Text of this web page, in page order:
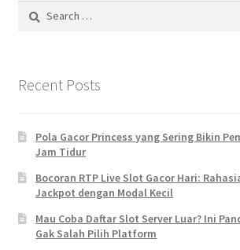
Search
Recent Posts
Pola Gacor Princess yang Sering Bikin
Jam Tidur
Bocoran RTP Live Slot Gacor Hari:
Jackpot dengan Modal Kecil
Mau Coba Daftar Slot Server Luar? Ini
Gak Salah Pilih Platform